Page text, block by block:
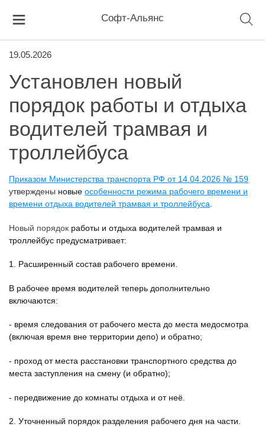
Софт-Альянс
19.05.2026
Установлен новый
порядок работы и отдыха
водителей трамвая и
троллейбуса
Приказом Министерства транспорта РФ от 14.04.2026 № 159
утверждены новые особенности режима рабочего времени и
времени отдыха водителей трамвая и троллейбуса
Новый порядок работы и отдыха водителей трамвая и
троллейбус предусматривает:
1. Расширенный состав рабочего времени.
В рабочее время водителей теперь дополнительно
включаются:
- время следования от рабочего места до места медосмотра
(включая время вне территории депо) и обратно;
- проход от места расстановки транспортного средства до
места заступления на смену (и обратно);
- передвижение до комнаты отдыха и от неё.
2. Уточненный порядок разделения рабочего дня на части.